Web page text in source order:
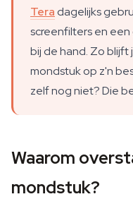
Tera dagelijks
screenfilters en
bij de hand. Zo blijft
mondstuk op z'n
zelf nog niet? Die
Waarom
mondstuk?